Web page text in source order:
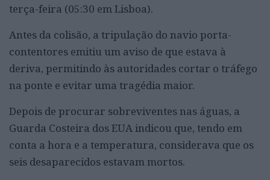
terça-feira (05:30 em Lisboa).
Antes da colisão, a tripulação do navio porta-
contentores emitiu um aviso de que estava à
deriva, permitindo às autoridades cortar o tráfego
na ponte e evitar uma tragédia maior.
Depois de procurar sobreviventes nas águas, a
Guarda Costeira dos EUA indicou que, tendo em
conta a hora e a temperatura, considerava que os
seis desaparecidos estavam mortos.